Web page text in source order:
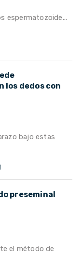
espermatozoide...
los dedos con
bajo estas
preseminal
el método de